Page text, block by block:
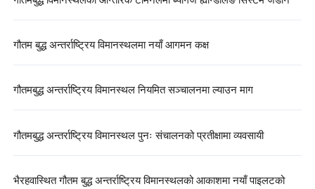
गौतम बुद्ध अन्तर्राष्ट्रिय विमानस्थलमा नयाँ आगमन कक्ष
गौतमबुद्ध अन्तर्राष्ट्रिय विमानस्थल नियमित सञ्चालनमा ल्याउन माग
गौतमबुद्ध अन्तर्राष्ट्रिय विमानस्थल पुनः संचालनको प्रतीक्षामा व्यवसायी
भैरहवास्थित गौतम बुद्ध अन्तर्राष्ट्रिय विमानस्थलको आकाशमा नयाँ पाइलटको